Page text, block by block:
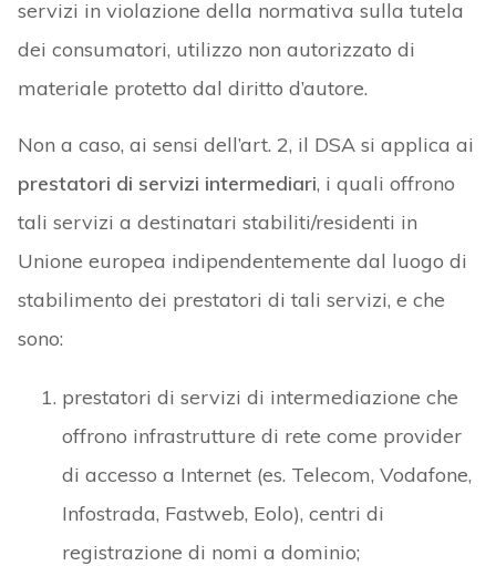
servizi in violazione della normativa sulla tutela
dei consumatori, utilizzo non autorizzato di
materiale protetto dal diritto d’autore.
Non a caso, ai sensi dell’art. 2, il DSA si applica ai
prestatori di servizi intermediari, i quali offrono
tali servizi a destinatari stabiliti/residenti in
Unione europea indipendentemente dal luogo di
stabilimento dei prestatori di tali servizi, e che
sono:
prestatori di servizi di intermediazione che
offrono infrastrutture di rete come provider
di accesso a Internet (es. Telecom, Vodafone,
Infostrada, Fastweb, Eolo), centri di
registrazione di nomi a dominio;